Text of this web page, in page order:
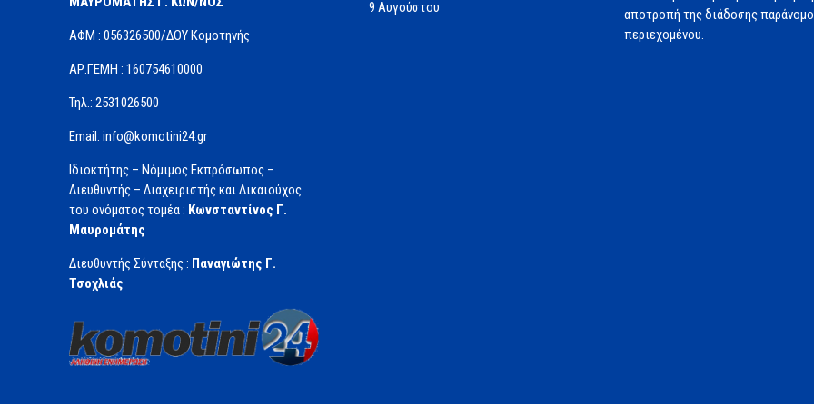
ΑΦΜ : 056326500/ΔOΥ Κομοτηνής
ΑΡ.ΓΕΜΗ : 160754610000
Τηλ.: 2531026500
Email: info@komotini24.gr
Ιδιοκτήτης – Νόμιμος Εκπρόσωπος –
Διευθυντής – Διαχειριστής και Δικαιούχος
του ονόματος τομέα : Κωνσταντίνος Γ.
Μαυρομάτης
Διευθυντής Σύνταξης : Παναγιώτης Γ.
Τσοχλιάς
9 Αυγούστου
αποτροπή της διάδοσης
περιεχομένου.